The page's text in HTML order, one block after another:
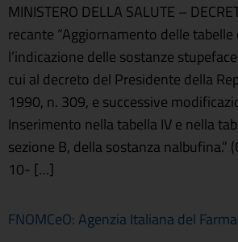
MINISTERO DELLA SALUTE –
recante “Aggiornamento delle
l’indicazione delle sostanze
cui al decreto del Presidente della
1990, n. 309, e successive
Inserimento nella tabella IV e nella
sezione B, della sostanza nalbufina.”
10- […]
FNOMCeO: Agenzia Italiana del